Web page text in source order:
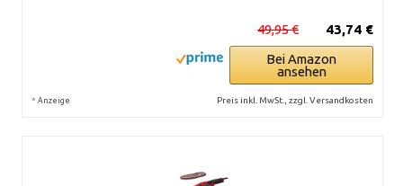
43,74 €
49,95 €
Bei Amazon
ansehen
* Anzeige Preis inkl. MwSt., zzgl. Versandkosten